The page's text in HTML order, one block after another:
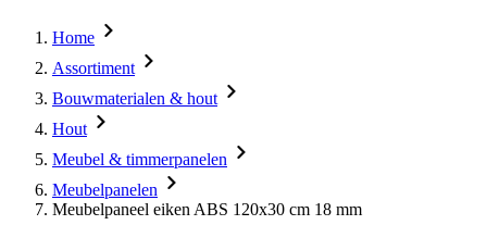
Home
Assortiment
Bouwmaterialen & hout
Hout
Meubel & timmerpanelen
Meubelpanelen
Meubelpaneel eiken ABS 120x30 cm 18 mm